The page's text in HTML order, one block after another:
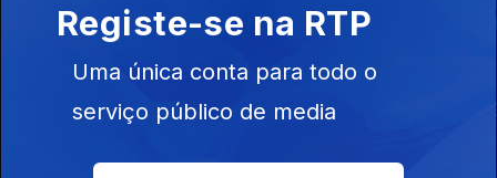
Inesquecíveis
Por Ti Portugal Eu
Até Eusébio
Registe-se na RTP
Uma única conta para todo o
serviço público de media